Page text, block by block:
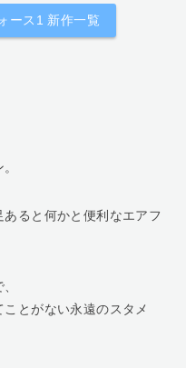
ース1 新作一覧
ると何かと便利なエアフ
ことがない永遠のスタメ